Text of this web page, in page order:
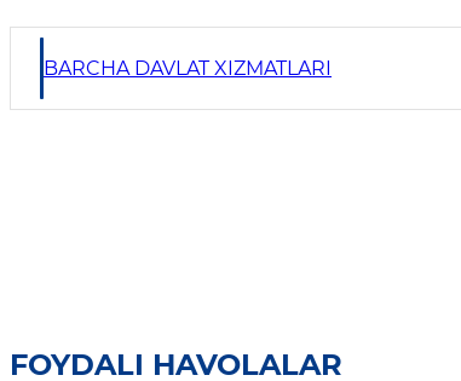
BARCHA DAVLAT XIZMATLARI
FOYDALI HAVOLALAR